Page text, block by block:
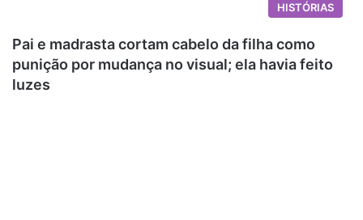
HISTÓRIAS
Pai e madrasta cortam cabelo da filha como
punição por mudança no visual; ela havia feito
luzes